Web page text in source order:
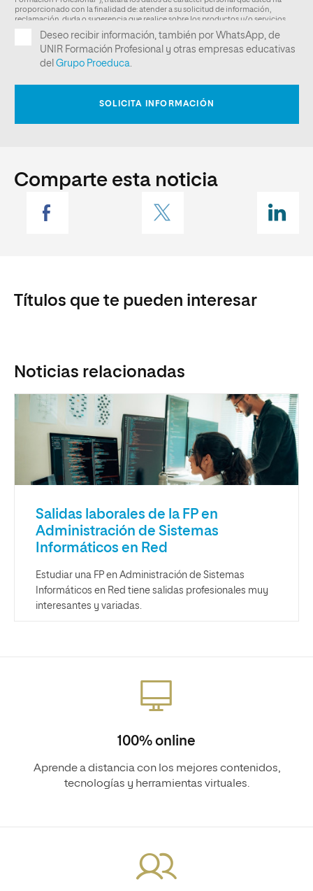
Comparte esta noticia
Títulos que te pueden interesar
Noticias relacionadas
Salidas laborales de la FP en
Administración de Sistemas
Informáticos en Red
Estudiar una FP en Administración de Sistemas
Informáticos en Red tiene salidas profesionales muy
interesantes y variadas.
100% online
Aprende a distancia con los mejores contenidos,
tecnologías y herramientas virtuales.